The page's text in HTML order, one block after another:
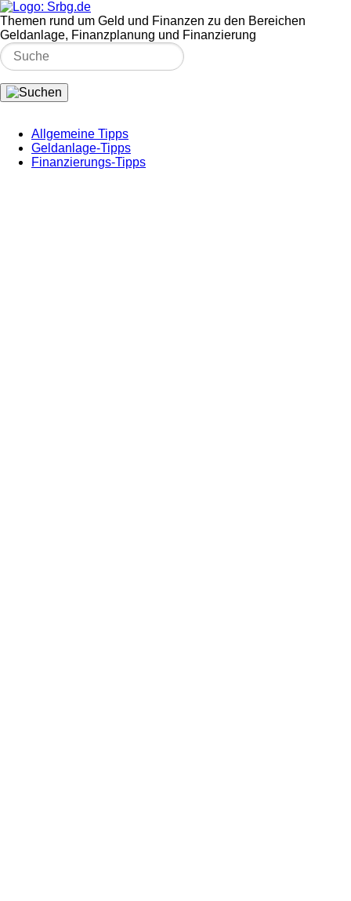
Themen rund um Geld und Finanzen zu den Bereichen
Geldanlage, Finanzplanung und Finanzierung
Allgemeine Tipps
Geldanlage-Tipps
Finanzierungs-Tipps